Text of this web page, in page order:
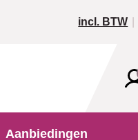
incl. BTW
Aanbiedingen